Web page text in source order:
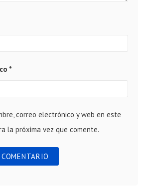
*
correo electrónico y web en este
la próxima vez que comente.